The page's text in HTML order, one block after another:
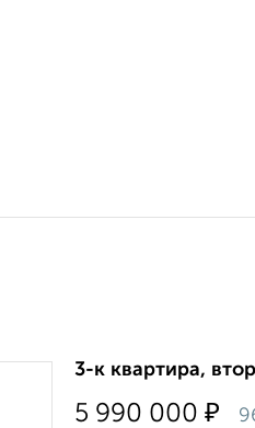
3-к квартира,
5 990 000 ₽